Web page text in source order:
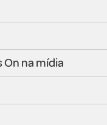
On na mídia